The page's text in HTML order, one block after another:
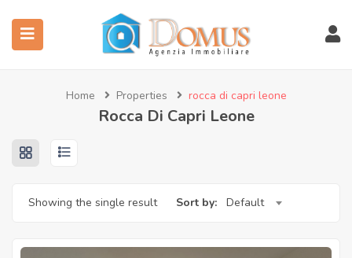
Home Properties rocca di capri leone
Rocca Di Capri Leone
Showing the single result Sort by: Default